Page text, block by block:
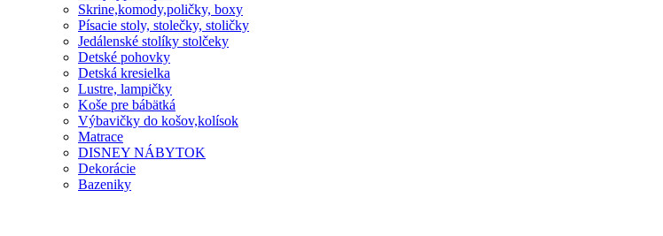
Skrine,komody,poličky, boxy
Písacie stoly, stolečky, stoličky
Jedálenské stolíky stolčeky
Detské pohovky
Detská kresielka
Lustre, lampičky
Koše pre bábätká
Výbavičky do košov,kolísok
Matrace
DISNEY NÁBYTOK
Dekorácie
Bazeniky